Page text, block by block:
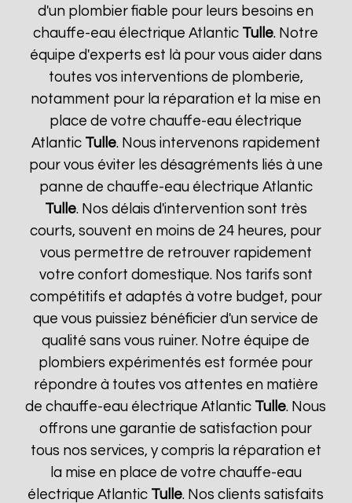
d'un plombier fiable pour leurs besoins en
chauffe-eau électrique Atlantic Tulle. Notre
équipe d'experts est là pour vous aider dans
toutes vos interventions de plomberie,
notamment pour la réparation et la mise en
place de votre chauffe-eau électrique
Atlantic Tulle. Nous intervenons rapidement
pour vous éviter les désagréments liés à une
panne de chauffe-eau électrique Atlantic
Tulle. Nos délais d'intervention sont très
courts, souvent en moins de 24 heures, pour
vous permettre de retrouver rapidement
votre confort domestique. Nos tarifs sont
compétitifs et adaptés à votre budget, pour
que vous puissiez bénéficier d'un service de
qualité sans vous ruiner. Notre équipe de
plombiers expérimentés est formée pour
répondre à toutes vos attentes en matière
de chauffe-eau électrique Atlantic Tulle. Nous
offrons une garantie de satisfaction pour
tous nos services, y compris la réparation et
la mise en place de votre chauffe-eau
électrique Atlantic Tulle. Nos clients satisfaits